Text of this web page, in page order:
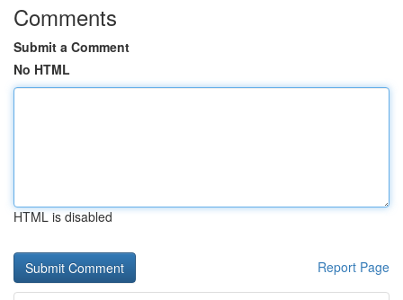
Comments
Submit a Comment
No HTML
HTML is disabled
Report Page